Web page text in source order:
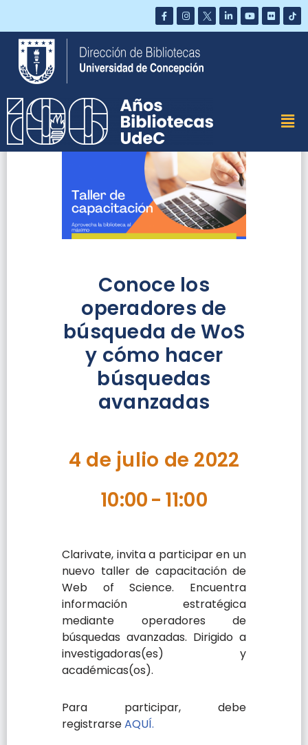
Saltar
contenido
Conoce los
operadores de
búsqueda de WoS
y cómo hacer
búsquedas
avanzadas
4 de julio de 2022
10:00- 11:00
Clarivate, invita a participar en un
nuevo taller de capacitación de
Web of Science. Encuentra
información estratégica
mediante operadores de
búsquedas avanzadas. Dirigido a
investigadoras(es) y
académicas(os).
Para participar, debe
registrarseAQUÍ.